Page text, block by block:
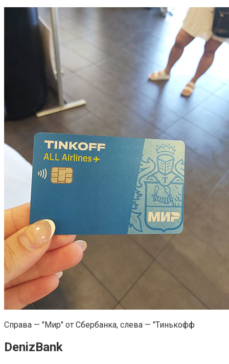
Справа — "Мир" от Сбербанка, слева — "Тинькофф
DenizBank